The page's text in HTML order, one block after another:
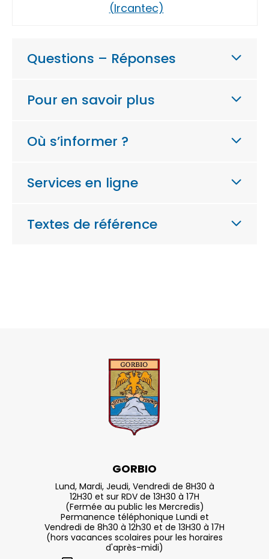
(Ircantec)
Questions – Réponses
Pour en savoir plus
Où s’informer ?
Services en ligne
Textes de référence
GORBIO
Lund, Mardi, Jeudi, Vendredi de 8H30 à
12H30 et sur RDV de 13H30 à 17H
(Fermée au public les Mercredis)
Permanence téléphonique Lundi et
Vendredi de 8h30 à 12h30 et de 13H30 à 17H
(hors vacances scolaires pour les horaires
d'après-midi)